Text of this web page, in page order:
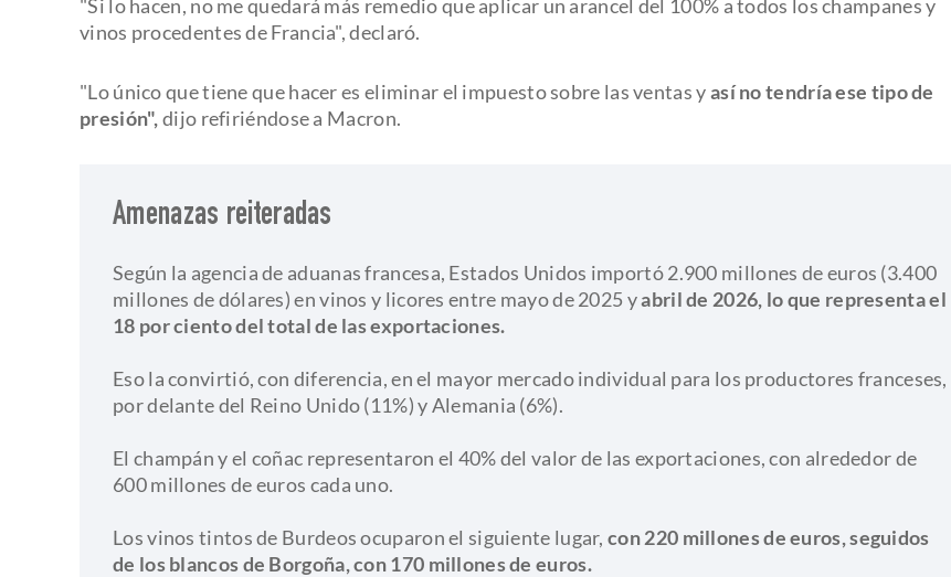
"Si lo hacen, no me quedará más remedio que aplicar un arancel del 100% a todos los champanes y
vinos procedentes de Francia", declaró.
"Lo único que tiene que hacer es eliminar el impuesto sobre las ventas yasí no tendría ese tipo de
presión",dijo refiriéndose a Macron.
Amenazas reiteradas
Según la agencia de aduanas francesa, Estados Unidos importó 2.900 millones de euros (3.400
millones de dólares) en vinos y licores entre mayo de 2025 yabril de 2026, lo que representa el
18 por ciento del total de las exportaciones.
Eso la convirtió, con diferencia, en el mayor mercado individual para los productores franceses,
por delante del Reino Unido (11%) y Alemania (6%).
El champán y el coñac representaron el 40% del valor de las exportaciones, con alrededor de
600 millones de euros cada uno.
Los vinos tintos de Burdeos ocuparon el siguiente lugar,con 220 millones de euros, seguidos
de los blancos de Borgoña, con 170 millones de euros.